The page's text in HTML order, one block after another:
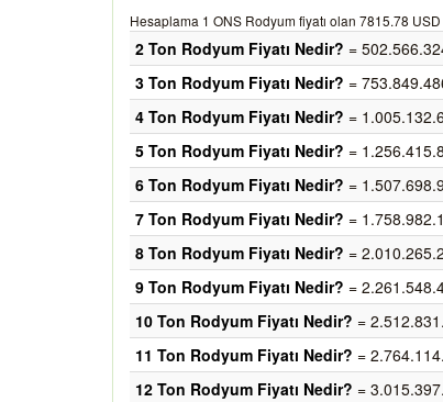
Hesaplama 1 ONS Rodyum fiyatı olan 7815.78 USD
2 Ton Rodyum Fiyatı Nedir? =
3 Ton Rodyum Fiyatı Nedir? =
4 Ton Rodyum Fiyatı Nedir? =
5 Ton Rodyum Fiyatı Nedir? =
6 Ton Rodyum Fiyatı Nedir? =
7 Ton Rodyum Fiyatı Nedir? =
8 Ton Rodyum Fiyatı Nedir? =
9 Ton Rodyum Fiyatı Nedir? =
10 Ton Rodyum Fiyatı Nedir? =
11 Ton Rodyum Fiyatı Nedir? =
12 Ton Rodyum Fiyatı Nedir? =